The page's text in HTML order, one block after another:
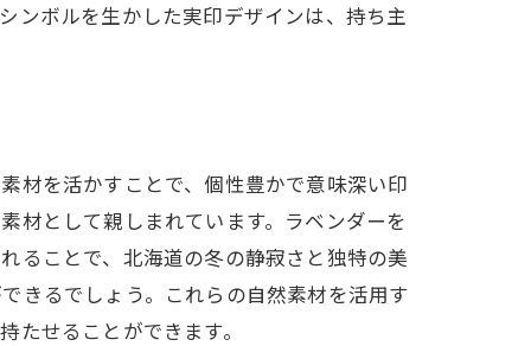
ンボルを生かした実印デザインは、持ち主
材を活かすことで、個性豊かで意味深い印
材として親しまれています。ラベンダーを
ることで、北海道の冬の静寂さと独特の美
きるでしょう。これらの自然素材を活用す
せることができます。